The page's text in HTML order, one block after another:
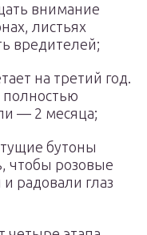
внимание
листьях
вредителей;
на третий год.
полностью
— 2 месяца;
бутоны
чтобы розовые
радовали глаз